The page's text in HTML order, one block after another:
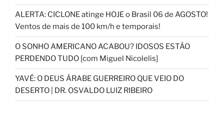
ALERTA: CICLONE atinge HOJE o Brasil 06 de AGOSTO!
Ventos de mais de 100 km/h e temporais!
O SONHO AMERICANO ACABOU? IDOSOS ESTÃO
PERDENDO TUDO [com Miguel Nicolelis]
YAVÉ: O DEUS ÁRABE GUERREIRO QUE VEIO DO
DESERTO | DR. OSVALDO LUIZ RIBEIRO